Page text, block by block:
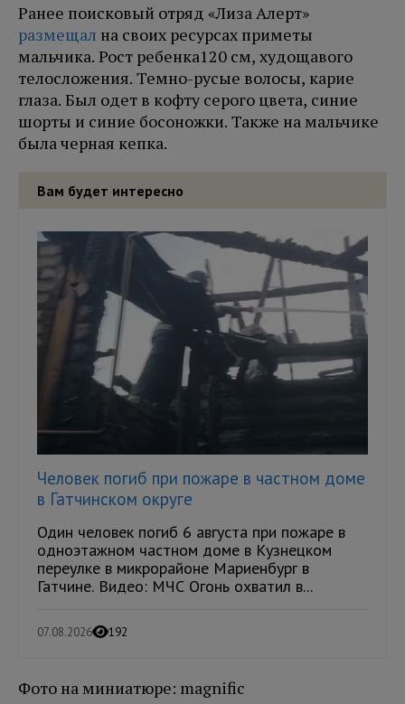
Ранее поисковый отряд «Лиза Алерт»
размещал на своих ресурсах приметы
мальчика. Рост ребенка120 см, худощавого
телосложения. Темно-русые волосы, карие
глаза. Был одет в кофту серого цвета, синие
шорты и синие босоножки. Также на мальчике
была черная кепка.
Вам будет интересно
Человек погиб при пожаре в частном доме
в Гатчинском округе
Один человек погиб 6 августа при пожаре в
одноэтажном частном доме в Кузнецком
переулке в микрорайоне Мариенбург в
Гатчине. Видео: МЧС Огонь охватил в...
07.08.2026 192
Фото на миниатюре: magnific